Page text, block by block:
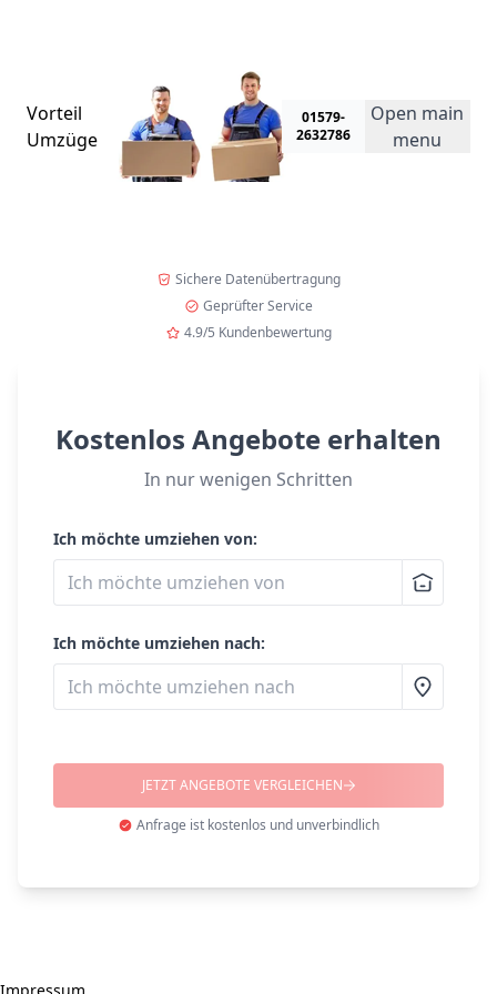
Vorteil
Umzüge
01579-
2632786
Open main
menu
Sichere Datenübertragung
Geprüfter Service
4.9/5 Kundenbewertung
Kostenlos Angebote erhalten
In nur wenigen Schritten
Ich möchte umziehen von:
Ich möchte umziehen nach:
JETZT ANGEBOTE VERGLEICHEN
Anfrage ist kostenlos und unverbindlich